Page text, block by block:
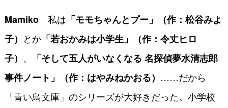
Mamiko私は 「モモちゃんとプー」（作：松谷みよ
子） とか「若おかみは小学生」（作：令丈ヒロ
子） 、
「そして五人がいなくなる 名探偵夢水清志郎
事件ノート」（作：はやみねかおる） ……だから
「青い鳥文庫」のシリーズが大好きだった。小学校